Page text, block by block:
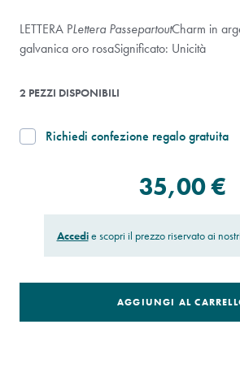
LETTERA PLettera PassepartoutCharm in
galvanica oro rosaSignificato: Unicità
2 PEZZI DISPONIBILI
Richiedi confezione regalo gratuita
35,00 €
Accedie scopri il prezzo riservato ai
AGGIUNGI AL